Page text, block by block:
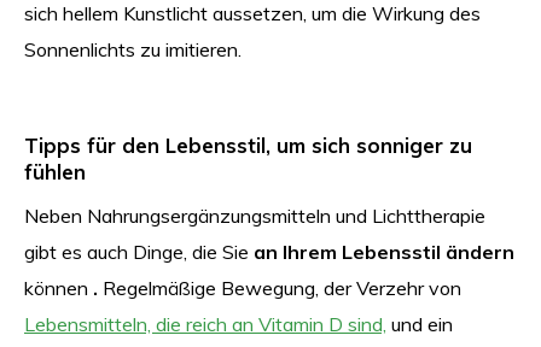
sich hellem Kunstlicht aussetzen, um die Wirkung des
Sonnenlichts zu imitieren.
Tipps für den Lebensstil, um sich sonniger zu
fühlen
Neben Nahrungsergänzungsmitteln und Lichttherapie
gibt es auch Dinge, die Sie an Ihrem Lebensstil ändern
können . Regelmäßige Bewegung, der Verzehr von
Lebensmitteln, die reich an Vitamin D sind, und ein